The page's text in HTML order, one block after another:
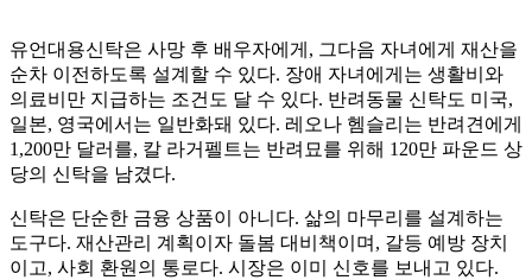
유언대용신탁은 사망 후 배우자에게, 그다음 자녀에게 재산을
순차 이전하도록 설계할 수 있다. 장애 자녀에게는 생활비와
의료비만 지급하는 조건도 달 수 있다. 반려동물 신탁도 미국,
일본, 영국에서는 일반화돼 있다. 레오나 헴슬리는 반려견에게
1,200만 달러를, 칼 라거펠트는 반려묘를 위해 120만 파운드 상
당의 신탁을 남겼다.
신탁은 단순한 금융 상품이 아니다. 삶의 마무리를 설계하는
도구다. 재산관리 계획이자 돌봄 대비책이며, 갈등 예방 장치
이고, 사회 환원의 통로다. 시장은 이미 신호를 보내고 있다.